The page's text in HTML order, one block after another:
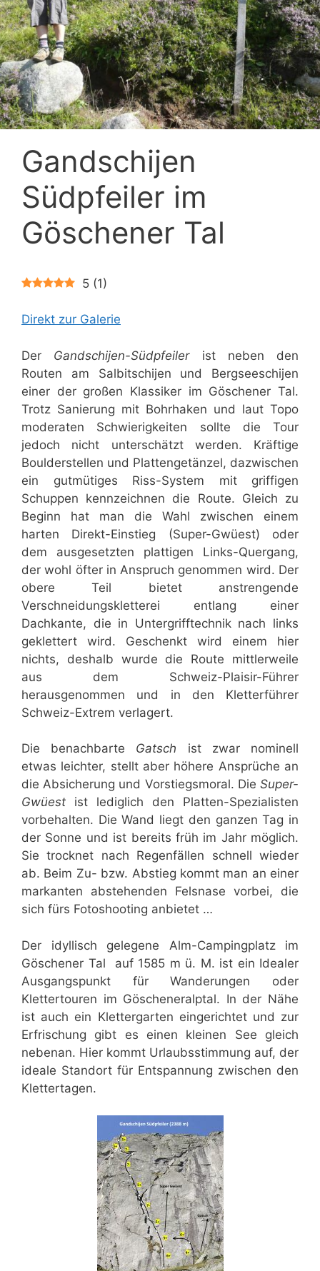
Gandschijen
Südpfeiler im
Göschener Tal
5 (1)
Direkt zur Galerie
Der Gandschijen-Südpfeilerist neben den
Routen am Salbitschijen und Bergseeschijen
einer der großen Klassiker im Göschener Tal.
Trotz Sanierung mit Bohrhaken und laut Topo
moderaten Schwierigkeiten sollte die Tour
jedoch nicht unterschätzt werden. Kräftige
Boulderstellen und Plattengetänzel, dazwischen
ein gutmütiges Riss-System mit griffigen
Schuppen kennzeichnen die Route. Gleich zu
Beginn hat man die Wahl zwischen einem
harten Direkt-Einstieg (Super-Gwüest) oder
dem ausgesetzten plattigen Links-Quergang,
der wohl öfter in Anspruch genommen wird. Der
obere Teil bietet anstrengende
Verschneidungskletterei entlang einer
Dachkante, die in Untergrifftechnik nach links
geklettert wird. Geschenkt wird einem hier
nichts, deshalb wurde die Route mittlerweile
aus dem Schweiz-Plaisir-Führer
herausgenommen und in den Kletterführer
Schweiz-Extrem verlagert.
Die benachbarte Gatsch ist zwar nominell
etwas leichter, stellt aber höhere Ansprüche an
die Absicherung und Vorstiegsmoral. Die Super-
Gwüest ist lediglich den Platten-Spezialisten
vorbehalten. Die Wand liegt den ganzen Tag in
der Sonne und ist bereits früh im Jahr möglich.
Sie trocknet nach Regenfällen schnell wieder
ab. Beim Zu- bzw. Abstieg kommt man an einer
markanten abstehenden Felsnase vorbei, die
sich fürs Fotoshooting anbietet …
Der idyllisch gelegene Alm-Campingplatz im
Göschener Tal auf 1585 m ü. M. ist ein Idealer
Ausgangspunkt für Wanderungen oder
Klettertouren im Göscheneralptal. In der Nähe
ist auch ein Klettergarten eingerichtet und zur
Erfrischung gibt es einen kleinen See gleich
nebenan. Hier kommt Urlaubsstimmung auf, der
ideale Standort für Entspannung zwischen den
Klettertagen.